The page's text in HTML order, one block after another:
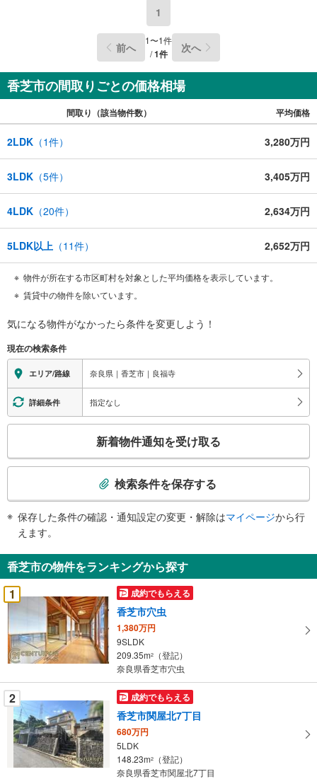
1
前へ 1〜1件
/1件 次へ
香芝市の間取りごとの価格相場
間取り（該当物件数） 平均価格
2LDK （1件） 3,280万円
3LDK （5件） 3,405万円
4LDK （20件） 2,634万円
5LDK以上 （11件） 2,652万円
物件が所在する市区町村を対象とした平均価格を表示しています。
賃貸中の物件を除いています。
気になる物件がなかったら条件を変更しよう！
現在の検索条件
エリア/路線 奈良県｜香芝市｜良福寺
詳細条件 指定なし
検
知
を
受
け
取
る
・
条
件
を
マ
イ
ペ
新着物件通知を受け取る
検索条件を保存する
保存した条件の確認・通知設定の変更・解除はマイページから行
えます。
香芝市の物件をランキングから探す
1
成約でもらえる
香芝市穴虫
1,380万円
9SLDK
209.35m2
（登記）
奈良県香芝市穴虫
2 成約でもらえる
香芝市関屋北7丁目
680万円
5LDK
148.23m2
（登記）
奈良県香芝市関屋北7丁目